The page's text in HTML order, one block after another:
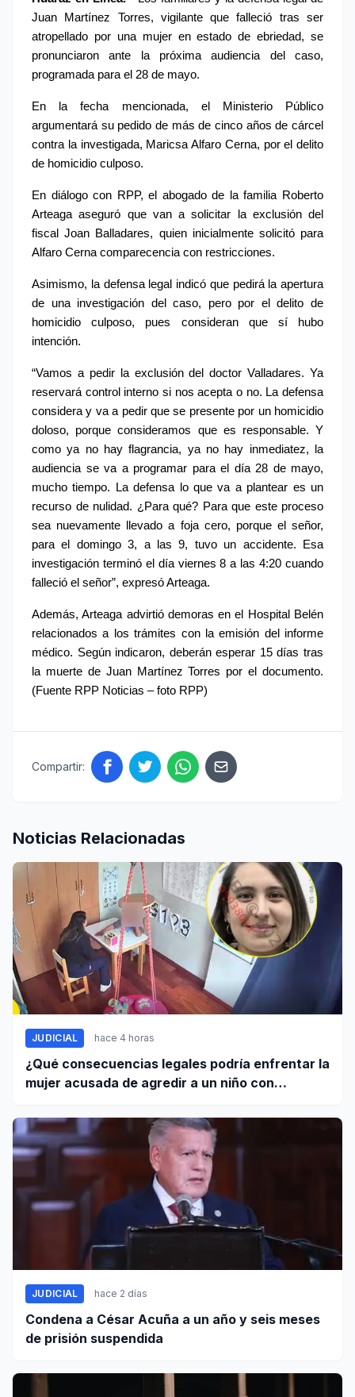
Juan Martínez Torres, vigilante que falleció tras ser
atropellado por una mujer en estado de ebriedad, se
pronunciaron ante la próxima audiencia del caso,
programada para el 28 de mayo.
En la fecha mencionada, el Ministerio Público
argumentará su pedido de más de cinco años de cárcel
contra la investigada, Maricsa Alfaro Cerna, por el delito
de homicidio culposo.
En diálogo con RPP, el abogado de la familia Roberto
Arteaga aseguró que van a solicitar la exclusión del
fiscal Joan Balladares, quien inicialmente solicitó para
Alfaro Cerna comparecencia con restricciones.
Asimismo, la defensa legal indicó que pedirá la apertura
de una investigación del caso, pero por el delito de
homicidio culposo, pues consideran que sí hubo
intención.
“Vamos a pedir la exclusión del doctor Valladares. Ya
reservará control interno si nos acepta o no. La defensa
considera y va a pedir que se presente por un homicidio
doloso, porque consideramos que es responsable. Y
como ya no hay flagrancia, ya no hay inmediatez, la
audiencia se va a programar para el día 28 de mayo,
mucho tiempo. La defensa lo que va a plantear es un
recurso de nulidad. ¿Para qué? Para que este proceso
sea nuevamente llevado a foja cero, porque el señor,
para el domingo 3, a las 9, tuvo un accidente. Esa
investigación terminó el día viernes 8 a las 4:20 cuando
falleció el señor”, expresó Arteaga.
Además, Arteaga advirtió demoras en el Hospital Belén
relacionados a los trámites con la emisión del informe
médico. Según indicaron, deberán esperar 15 días tras
la muerte de Juan Martínez Torres por el documento.
(Fuente RPP Noticias – foto RPP)
Compartir:
Noticias Relacionadas
JUDICIAL hace 4 horas
¿Qué consecuencias legales podría enfrentar la
mujer acusada de agredir a un niño con
JUDICIAL hace 2 días
Condena a César Acuña a un año y seis meses
de prisión suspendida